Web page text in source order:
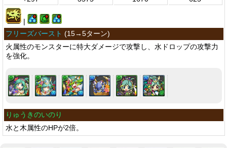
|
フリーズバースト (15→5ターン)
火属性のモンスターに特大ダメージで攻撃し、水ドロップの攻撃力
を強化。
りゅうきのいのり
水と木属性のHPが2倍。